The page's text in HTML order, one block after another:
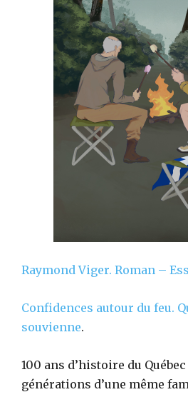
Raymond Viger. Roman –
Confidences autour du feu.
souvienne.
100 ans d’histoire du
générations d’une même